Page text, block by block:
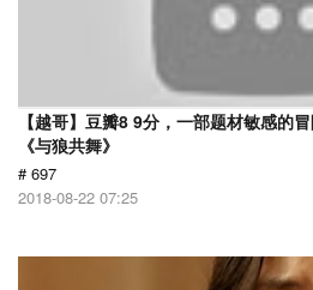
【越哥】豆瓣8 9分，一部题材敏感的
《与狼共舞》
# 697
2018-08-22 07:25